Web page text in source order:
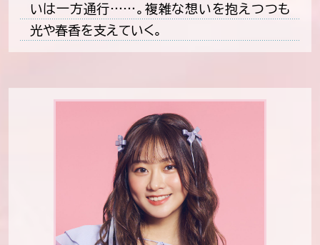
いは一方通行……。複雑な想いを抱えつつも
光や春香を支えていく。